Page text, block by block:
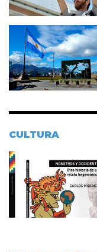
Imagen
CULTURA
Imagen